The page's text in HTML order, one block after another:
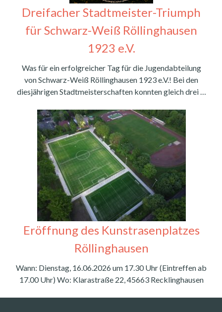
Dreifacher Stadtmeister-Triumph
für Schwarz-Weiß Röllinghausen
1923 e.V.
Was für ein erfolgreicher Tag für die Jugendabteilung
von Schwarz-Weiß Röllinghausen 1923 e.V.! Bei den
diesjährigen Stadtmeisterschaften konnten gleich drei …
Eröffnung des Kunstrasenplatzes
Röllinghausen
Wann: Dienstag, 16.06.2026 um 17.30 Uhr (Eintreffen ab
17.00 Uhr) Wo: Klarastraße 22, 45663 Recklinghausen